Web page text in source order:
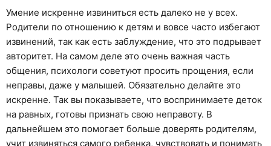
Умение искренне извиниться есть далеко не у всех.
Родители по отношению к детям и вовсе часто избегают
извинений, так как есть заблуждение, что это подрывает
авторитет. На самом деле это очень важная часть
общения, психологи советуют просить прощения, если
неправы, даже у малышей. Обязательно делайте это
искренне. Так вы показываете, что воспринимаете деток
на равных, готовы признать свою неправоту. В
дальнейшем это помогает больше доверять родителям,
учит извиняться самого ребенка, чувствовать и понимать